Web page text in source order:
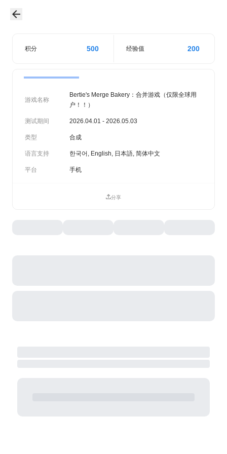
积分 500 经验值 200
游戏名称
Bertie's Merge Bakery：合并游戏（仅限全球用
户！！）
测试期间 2026.04.01 - 2026.05.03
类型 合成
语言支持 한국어, English, 日本語, 简体中文
平台 手机
分享